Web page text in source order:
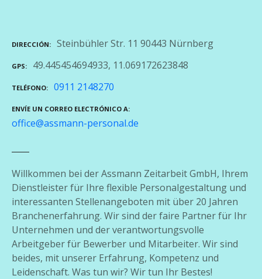
DIRECCIÓN Steinbühler Str. 11 90443 Nürnberg
GPS 49.445454694933, 11.069172623848
TELÉFONO 0911 2148270
ENVÍE UN CORREO ELECTRÓNICO A
office@assmann-personal.de
Willkommen bei der Assmann Zeitarbeit GmbH, Ihrem
Dienstleister für Ihre flexible Personalgestaltung und
interessanten Stellenangeboten mit über 20 Jahren
Branchenerfahrung. Wir sind der faire Partner für Ihr
Unternehmen und der verantwortungsvolle
Arbeitgeber für Bewerber und Mitarbeiter. Wir sind
beides, mit unserer Erfahrung, Kompetenz und
Leidenschaft. Was tun wir? Wir tun Ihr Bestes!